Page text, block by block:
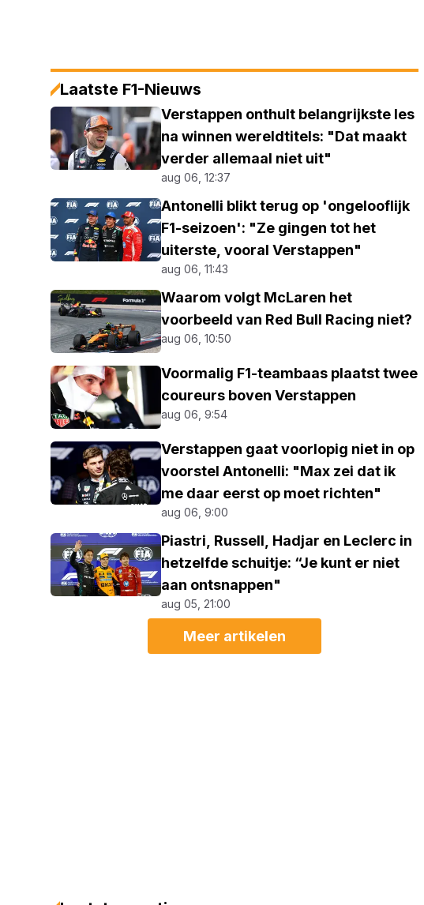
Laatste F1-Nieuws
Verstappen onthult belangrijkste les
na winnen wereldtitels: "Dat maakt
verder allemaal niet uit"
aug 06, 12:37
Antonelli blikt terug op 'ongelooflijk
F1-seizoen': "Ze gingen tot het
uiterste, vooral Verstappen"
aug 06, 11:43
Waarom volgt McLaren het
voorbeeld van Red Bull Racing niet?
aug 06, 10:50
Voormalig F1-teambaas plaatst twee
coureurs boven Verstappen
aug 06, 9:54
Verstappen gaat voorlopig niet in op
voorstel Antonelli: "Max zei dat ik
me daar eerst op moet richten"
aug 06, 9:00
Piastri, Russell, Hadjar en Leclerc in
hetzelfde schuitje: “Je kunt er niet
aan ontsnappen"
aug 05, 21:00
Meer artikelen